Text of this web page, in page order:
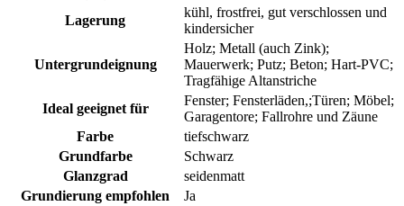
Lagerung
kühl, frostfrei, gut verschlossen und
kindersicher
Untergrundeignung
Holz; Metall (auch Zink);
Mauerwerk; Putz; Beton; Hart-PVC;
Tragfähige Altanstriche
Ideal geeignet für
Fenster; Fensterläden,;Türen; Möbel;
Garagentore; Fallrohre und Zäune
Farbe
tiefschwarz
Grundfarbe
Schwarz
Glanzgrad
seidenmatt
Grundierung empfohlen
Ja